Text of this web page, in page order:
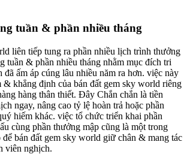
tuần & phần nhiều tháng
liên tiếp tung ra phần nhiều lịch trình thưởng
tuần & phần nhiều tháng nhằm mục đích tri
đã ấm áp cúng lâu nhiều năm ra hơn. việc này
& khẳng định của bán đất gem sky world riêng
hàng thân thiết. Đây Chắn chắn là tiền
ngay, nâng cao tỷ lệ hoàn trả hoặc phần
hiếm khác. việc tổ chức triển khai phần
cùng phần thưởng mập cũng là một trong
bán đất gem sky world giữ chân & mang tác
viên nghịch.